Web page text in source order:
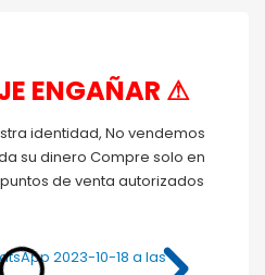
ENGAÑAR ⚠
identidad, No vendemos
su dinero Compre solo en
de venta autorizados